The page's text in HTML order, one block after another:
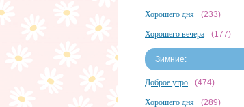
Хорошего дня (233)
Хорошего вечера (177)
Зимние:
Доброе утро (474)
Хорошего дня (289)